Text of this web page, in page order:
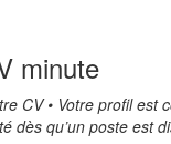
minute
CV • Votre profil est
dès qu’un poste est